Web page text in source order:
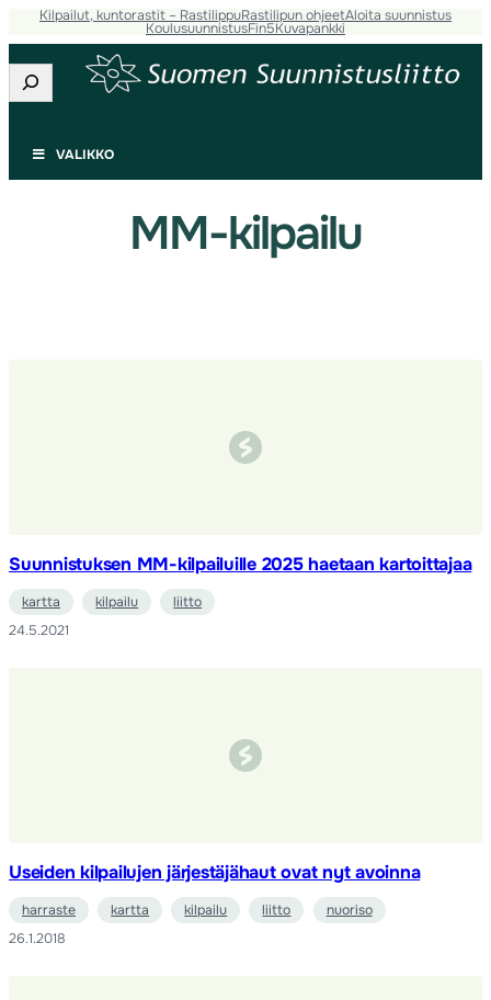
Siirry
sisältöön
Kilpailut, kuntorastit – RastilippuRastilipun ohjeetAloita suunnistus
KoulusuunnistusFin5Kuvapankki
Etsi
VALIKKO
MM-kilpailu
Suunnistuksen MM-kilpailuille 2025 haetaan kartoittajaa
kartta kilpailu
liitto
24.5.2021
Useiden kilpailujen järjestäjähaut ovat nyt avoinna
harraste kartta kilpailu liitto
nuoriso
26.1.2018